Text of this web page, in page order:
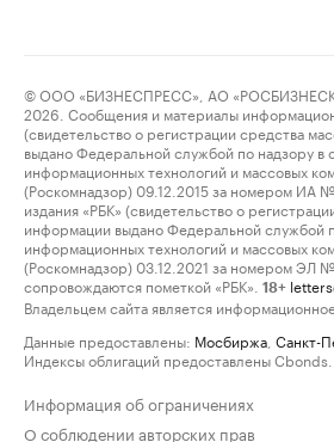
© ООО «БИЗНЕСПРЕСС», АО
2026. Сообщения и материалы
(свидетельство о регистрации средства
выдано Федеральной службой по надзору в
информационных технологий и массовых
(Роскомнадзор) 09.12.2015 за номером ИА
издания «РБК» (свидетельство о
информации выдано Федеральной службой
информационных технологий и массовых
(Роскомнадзор) 03.12.2021 за номером ЭЛ
сопровождаются пометкой «РБК».
18+
Владельцем сайта является
Данные предоставлены: Мосбиржа Санкт-
Индексы облигаций предоставлены Cbonds.
Информация об ограничениях
О соблюдении авторских прав